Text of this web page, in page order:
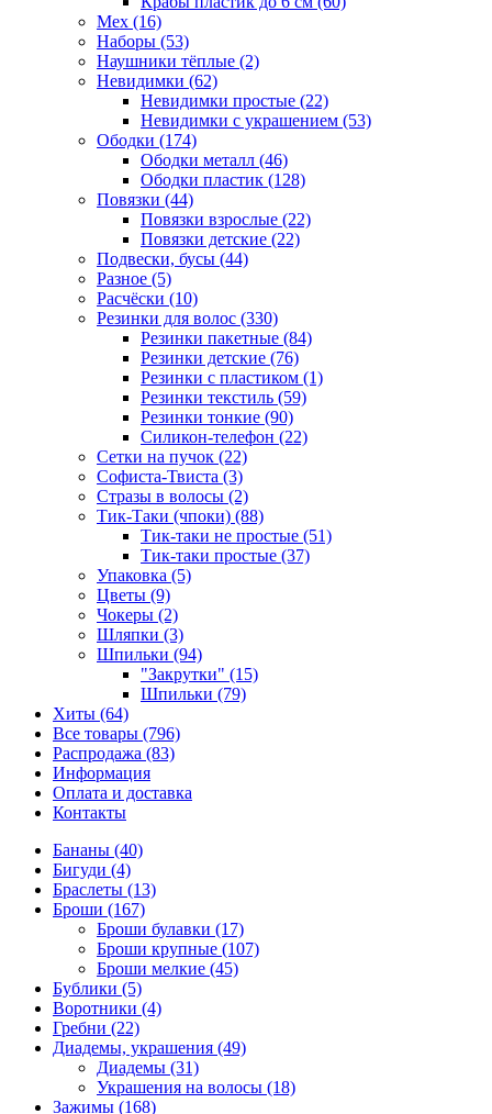
Мех (16)
Наборы (53)
Наушники тёплые (2)
Невидимки (62)
Невидимки простые (22)
Невидимки с украшением (53)
Ободки (174)
Ободки металл (46)
Ободки пластик (128)
Повязки (44)
Повязки взрослые (22)
Повязки детские (22)
Подвески, бусы (44)
Разное (5)
Расчёски (10)
Резинки для волос (330)
Резинки пакетные (84)
Резинки детские (76)
Резинки с пластиком (1)
Резинки текстиль (59)
Резинки тонкие (90)
Силикон-телефон (22)
Сетки на пучок (22)
Софиста-Твиста (3)
Стразы в волосы (2)
Тик-Таки (чпоки) (88)
Тик-таки не простые (51)
Тик-таки простые (37)
Упаковка (5)
Цветы (9)
Чокеры (2)
Шляпки (3)
Шпильки (94)
"Закрутки" (15)
Шпильки (79)
Хиты (64)
Все товары (796)
Распродажа (83)
Информация
Оплата и доставка
Контакты
Бананы (40)
Бигуди (4)
Браслеты (13)
Броши (167)
Броши булавки (17)
Броши крупные (107)
Броши мелкие (45)
Бублики (5)
Воротники (4)
Гребни (22)
Диадемы, украшения (49)
Диадемы (31)
Украшения на волосы (18)
Зажимы (168)